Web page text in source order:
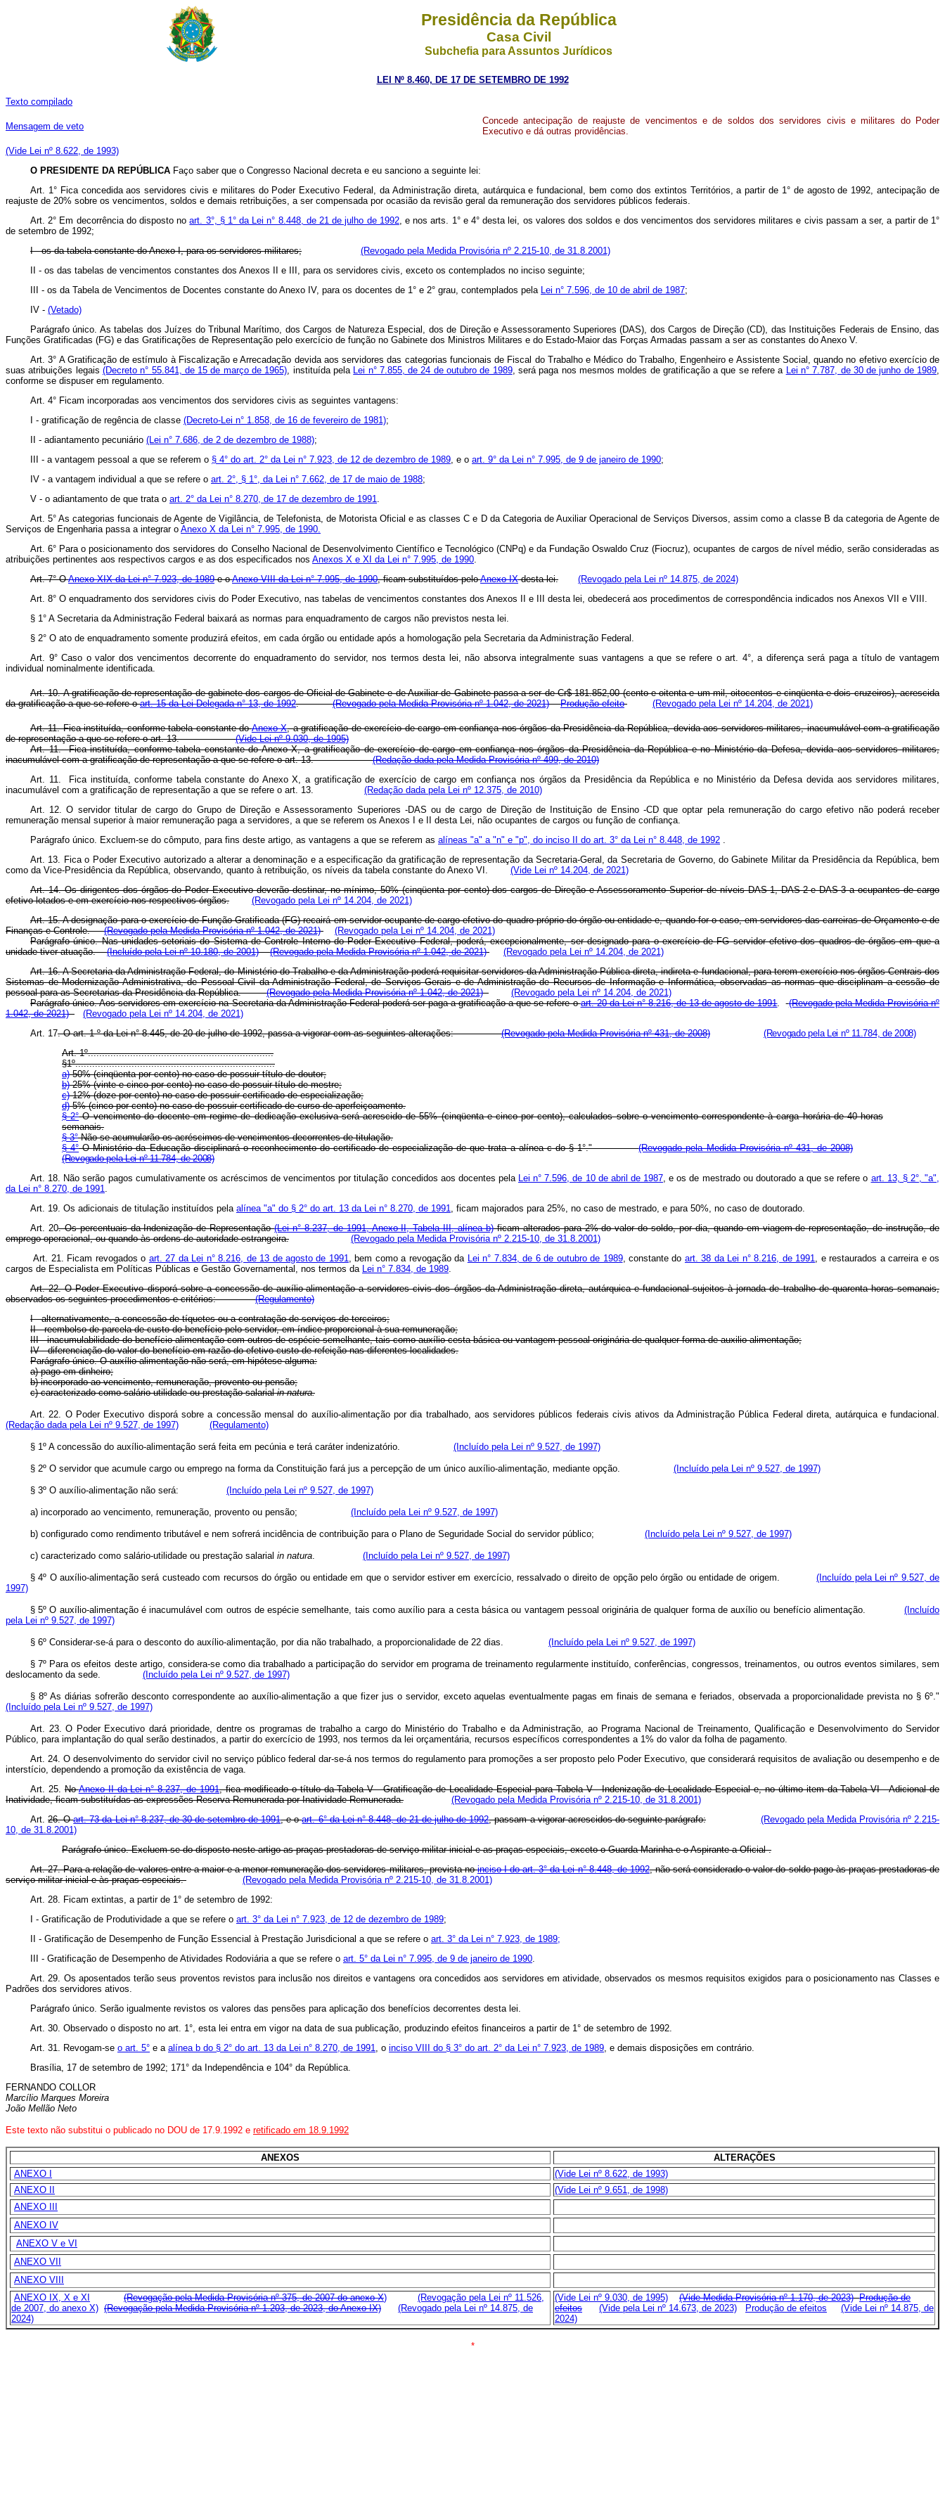
Presidência da República
Casa Civil
Subchefia para Assuntos Jurídicos
LEI Nº 8.460, DE 17 DE SETEMBRO DE 1992
Texto compilado
Mensagem de veto
(Vide Lei nº 8.622, de 1993)
Concede antecipação de reajuste de vencimentos e de soldos dos servidores civis e militares do Poder
Executivo e dá outras providências.
O PRESIDENTE DA REPÚBLICA Faço saber que o Congresso Nacional decreta e eu sanciono a seguinte lei:
Art. 1° Fica concedida aos servidores civis e militares do Poder Executivo Federal, da Administração direta, autárquica e fundacional, bem como dos extintos Territórios, a partir de 1° de agosto de 1992, antecipação de
reajuste de 20% sobre os vencimentos, soldos e demais retribuições, a ser compensada por ocasião da revisão geral da remuneração dos servidores públicos federais.
Art. 2° Em decorrência do disposto noart. 3°, § 1° da Lei n° 8.448, de 21 de julho de 1992, e nos arts. 1° e 4° desta lei, os valores dos soldos e dos vencimentos dos servidores militares e civis passam a ser, a partir de 1°
de setembro de 1992;
I - os da tabela constante do Anexo I, para os servidores militares;
(Revogado pela Medida Provisória nº 2.215-10, de 31.8.2001)
II - os das tabelas de vencimentos constantes dos Anexos II e III, para os servidores civis, exceto os contemplados no inciso seguinte;
III - os da Tabela de Vencimentos de Docentes constante do Anexo IV, para os docentes de 1° e 2° grau, contemplados pela Lei n° 7.596, de 10 de abril de 1987;
IV - (Vetado)
Parágrafo único. As tabelas dos Juízes do Tribunal Marítimo, dos Cargos de Natureza Especial, dos de Direção e Assessoramento Superiores (DAS), dos Cargos de Direção (CD), das Instituições Federais de Ensino, das
Funções Gratificadas (FG) e das Gratificações de Representação pelo exercício de função no Gabinete dos Ministros Militares e do Estado-Maior das Forças Armadas passam a ser as constantes do Anexo V.
Art. 3° A Gratificação de estímulo à Fiscalização e Arrecadação devida aos servidores das categorias funcionais de Fiscal do Trabalho e Médico do Trabalho, Engenheiro e Assistente Social, quando no efetivo exercício de
suas atribuições legais (Decreto n° 55.841, de 15 de março de 1965), instituída pela Lei n° 7.855, de 24 de outubro de 1989, será paga nos mesmos moldes de gratificação a que se refere a Lei n° 7.787, de 30 de junho de 1989,
conforme se dispuser em regulamento.
Art. 4° Ficam incorporadas aos vencimentos dos servidores civis as seguintes vantagens:
I - gratificação de regência de classe (Decreto-Lei n° 1.858, de 16 de fevereiro de 1981);
II - adiantamento pecuniário (Lei n° 7.686, de 2 de dezembro de 1988);
III - a vantagem pessoal a que se referem o § 4° do art. 2° da Lei n° 7.923, de 12 de dezembro de 1989, e o art. 9° da Lei n° 7.995, de 9 de janeiro de 1990;
IV - a vantagem individual a que se refere o art. 2°, § 1°, da Lei n° 7.662, de 17 de maio de 1988;
V - o adiantamento de que trata o art. 2° da Lei n° 8.270, de 17 de dezembro de 1991.
Art. 5° As categorias funcionais de Agente de Vigilância, de Telefonista, de Motorista Oficial e as classes C e D da Categoria de Auxiliar Operacional de Serviços Diversos, assim como a classe B da categoria de Agente de
Serviços de Engenharia passa a integrar o Anexo X da Lei n° 7.995, de 1990.
Art. 6° Para o posicionamento dos servidores do Conselho Nacional de Desenvolvimento Científico e Tecnológico (CNPq) e da Fundação Oswaldo Cruz (Fiocruz), ocupantes de cargos de nível médio, serão consideradas as
atribuições pertinentes aos respectivos cargos e as dos especificados nos Anexos X e XI da Lei n° 7.995, de 1990.
Art. 7° OAnexo XIX da Lei n° 7.923, de 1989e oAnexo VIII da Lei n° 7.995, de 1990, ficam substituídos peloAnexo IXdesta lei.
(Revogado pela Lei nº 14.875, de 2024)
Art. 8° O enquadramento dos servidores civis do Poder Executivo, nas tabelas de vencimentos constantes dos Anexos II e III desta lei, obedecerá aos procedimentos de correspondência indicados nos Anexos VII e VIII.
§ 1° A Secretaria da Administração Federal baixará as normas para enquadramento de cargos não previstos nesta lei.
§ 2° O ato de enquadramento somente produzirá efeitos, em cada órgão ou entidade após a homologação pela Secretaria da Administração Federal.
Art. 9° Caso o valor dos vencimentos decorrente do enquadramento do servidor, nos termos desta lei, não absorva integralmente suas vantagens a que se refere o art. 4°, a diferença será paga a título de vantagem
individual nominalmente identificada.
Art. 10. A gratificação de representação de gabinete dos cargos de Oficial-de-Gabinete e de Auxiliar de Gabinete passa a ser de Cr$ 181.852,00 (cento e oitenta e um mil, oitocentos e cinqüenta e dois cruzeiros), acrescida
da gratificação a que se refere oart. 15 da Lei Delegada n° 13, de 1992.(Revogado pela Medida Provisória nº 1.042, de 2021) Produção efeito (Revogado pela Lei nº 14.204, de 2021)
Art. 11. Fica instituída, conforme tabela constante doAnexo X, a gratificação de exercício de cargo em confiança nos órgãos da Presidência da República, devida aos servidores militares, inacumulável com a gratificação
de representação a que se refere o art. 13.(Vide Lei nº 9.030, de 1995)
Art. 11. Fica instituída, conforme tabela constante doAnexo X, a gratificação de exercício de cargo em confiança nos órgãos da Presidência da República e no Ministério da Defesa, devida aos servidores militares,
inacumulável com a gratificação de representação a que se refere o art. 13.(Redação dada pela Medida Provisória nº 499, de 2010)
Art. 11. Fica instituída, conforme tabela constante do Anexo X, a gratificação de exercício de cargo em confiança nos órgãos da Presidência da República e no Ministério da Defesa devida aos servidores militares,
inacumulável com a gratificação de representação a que se refere o art. 13. (Redação dada pela Lei nº 12.375, de 2010)
Art. 12. O servidor titular de cargo do Grupo de Direção e Assessoramento Superiores -DAS ou de cargo de Direção de Instituição de Ensino -CD que optar pela remuneração do cargo efetivo não poderá receber
remuneração mensal superior à maior remuneração paga a servidores, a que se referem os Anexos I e II desta Lei, não ocupantes de cargos ou função de confiança.
Parágrafo único. Excluem-se do cômputo, para fins deste artigo, as vantagens a que se referem as alíneas "a" a "n" e "p", do inciso II do art. 3° da Lei n° 8.448, de 1992 .
Art. 13. Fica o Poder Executivo autorizado a alterar a denominação e a especificação da gratificação de representação da Secretaria-Geral, da Secretaria de Governo, do Gabinete Militar da Presidência da República, bem
como da Vice-Presidência da República, observando, quanto à retribuição, os níveis da tabela constante do Anexo VI. (Vide Lei nº 14.204, de 2021)
Art. 14. Os dirigentes dos órgãos do Poder Executivo deverão destinar, no mínimo, 50% (cinqüenta por cento) dos cargos de Direção e Assessoramento Superior de níveis DAS-1, DAS-2 e DAS-3 a ocupantes de cargo
efetivo lotados e em exercício nos respectivos órgãos.
(Revogado pela Lei nº 14.204, de 2021)
Art. 15. A designação para o exercício de Função Gratificada (FG) recairá em servidor ocupante de cargo efetivo do quadro próprio do órgão ou entidade e, quando for o caso, em servidores das carreiras de Orçamento e de
Finanças e Controle.(Revogado pela Medida Provisória nº 1.042, de 2021)
(Revogado pela Lei nº 14.204, de 2021)
Parágrafo único. Nas unidades setoriais do Sistema de Controle Interno do Poder Executivo Federal, poderá, excepcionalmente, ser designado para o exercício de FG servidor efetivo dos quadros de órgãos em que a
unidade tiver atuação.(Incluído pela Lei nº 10.180, de 2001) (Revogado pela Medida Provisória nº 1.042, de 2021)
(Revogado pela Lei nº 14.204, de 2021)
Art. 16. A Secretaria da Administração Federal, do Ministério do Trabalho e da Administração poderá requisitar servidores da Administração Pública direta, indireta e fundacional, para terem exercício nos órgãos Centrais dos
Sistemas de Modernização Administrativa, de Pessoal Civil da Administração Federal, de Serviços Gerais e de Administração de Recursos de Informação e Informática, observadas as normas que disciplinam a cessão de
pessoal para as Secretarias da Presidência da República.(Revogado pela Medida Provisória nº 1.042, de 2021)
(Revogado pela Lei nº 14.204, de 2021)
Parágrafo único. Aos servidores em exercício na Secretaria da Administração Federal poderá ser paga a gratificação a que se refere oart. 20 da Lei n° 8.216, de 13 de agosto de 1991. (Revogado pela Medida Provisória nº
1.042, de 2021)
(Revogado pela Lei nº 14.204, de 2021)
Art. 17. O art. 1 º da Lei n° 8.445, de 20 de julho de 1992, passa a vigorar com as seguintes alterações:(Revogado pela Medida Provisória nº 431, de 2008)
(Revogado pela Lei nº 11.784, de 2008)
Art. 1º..................................................................
§1º.......................................................................
a)50% (cinqüenta por cento) no caso de possuir título de doutor;
b)25% (vinte e cinco por cento) no caso de possuir título de mestre;
c)12% (doze por cento) no caso de possuir certificado de especialização;
d)5% (cinco por cento) no caso de possuir certificado de curso de aperfeiçoamento.
§ 2°O vencimento do docente em regime de dedicação exclusiva será acrescido de 55% (cinqüenta e cinco por cento), calculados sobre o vencimento correspondente à carga horária de 40 horas
semanais.
§ 3°Não se acumularão os acréscimos de vencimentos decorrentes de titulação.
§ 4°O Ministério da Educação disciplinará o reconhecimento do certificado de especialização de que trata a alínea c do § 1°."(Revogado pela Medida Provisória nº 431, de 2008)
(Revogado pela Lei nº 11.784, de 2008)
Art. 18. Não serão pagos cumulativamente os acréscimos de vencimentos por titulação concedidos aos docentes pela Lei n° 7.596, de 10 de abril de 1987, e os de mestrado ou doutorado a que se refere o art. 13, § 2°, "a",
da Lei n° 8.270, de 1991.
Art. 19. Os adicionais de titulação instituídos pela alínea "a" do § 2° do art. 13 da Lei n° 8.270, de 1991, ficam majorados para 25%, no caso de mestrado, e para 50%, no caso de doutorado.
Art. 20. Os percentuais da Indenização de Representação(Lei n° 8.237, de 1991, Anexo II, Tabela III, alínea b)ficam alterados para 2% do valor do soldo, por dia, quando em viagem de representação, de instrução, de
emprego operacional, ou quando às ordens de autoridade estrangeira.
(Revogado pela Medida Provisória nº 2.215-10, de 31.8.2001)
Art. 21. Ficam revogados o art. 27 da Lei n° 8.216, de 13 de agosto de 1991, bem como a revogação da Lei n° 7.834, de 6 de outubro de 1989, constante do art. 38 da Lei n° 8.216, de 1991, e restaurados a carreira e os
cargos de Especialista em Políticas Públicas e Gestão Governamental, nos termos da Lei n° 7.834, de 1989.
Art. 22. O Poder Executivo disporá sobre a concessão de auxílio-alimentação a servidores civis dos órgãos da Administração direta, autárquica e fundacional sujeitos à jornada de trabalho de quarenta horas semanais,
observados os seguintes procedimentos e critérios:(Regulamento)
I - alternativamente, a concessão de tíquetes ou a contratação de serviços de terceiros;
II - reembolso de parcela de custo do benefício pelo servidor, em índice proporcional à sua remuneração;
III - inacumulabilidade do benefício alimentação com outros de espécie semelhante, tais como auxílio cesta-básica ou vantagem pessoal originária de qualquer forma de auxilio-alimentação;
IV - diferenciação do valor do benefício em razão do efetivo custo de refeição nas diferentes localidades.
Parágrafo único. O auxílio-alimentação não será, em hipótese alguma:
a) pago em dinheiro;
b) incorporado ao vencimento, remuneração, provento ou pensão;
c) caracterizado como salário-utilidade ou prestação salarialin natura.
Art. 22. O Poder Executivo disporá sobre a concessão mensal do auxílio-alimentação por dia trabalhado, aos servidores públicos federais civis ativos da Administração Pública Federal direta, autárquica e fundacional.
(Redação dada pela Lei nº 9.527, de 1997)
(Regulamento)
§ 1º A concessão do auxílio-alimentação será feita em pecúnia e terá caráter indenizatório. (Incluído pela Lei nº 9.527, de 1997)
§ 2º O servidor que acumule cargo ou emprego na forma da Constituição fará jus a percepção de um único auxílio-alimentação, mediante opção. (Incluído pela Lei nº 9.527, de 1997)
§ 3º O auxílio-alimentação não será: (Incluído pela Lei nº 9.527, de 1997)
a) incorporado ao vencimento, remuneração, provento ou pensão; (Incluído pela Lei nº 9.527, de 1997)
b) configurado como rendimento tributável e nem sofrerá incidência de contribuição para o Plano de Seguridade Social do servidor público; (Incluído pela Lei nº 9.527, de 1997)
c) caracterizado como salário-utilidade ou prestação salarial in natura. (Incluído pela Lei nº 9.527, de 1997)
§ 4º O auxílio-alimentação será custeado com recursos do órgão ou entidade em que o servidor estiver em exercício, ressalvado o direito de opção pelo órgão ou entidade de origem.(Incluído pela Lei nº 9.527, de
1997)
§ 5º O auxílio-alimentação é inacumulável com outros de espécie semelhante, tais como auxílio para a cesta básica ou vantagem pessoal originária de qualquer forma de auxílio ou benefício alimentação. (Incluído
pela Lei nº 9.527, de 1997)
§ 6º Considerar-se-á para o desconto do auxílio-alimentação, por dia não trabalhado, a proporcionalidade de 22 dias. (Incluído pela Lei nº 9.527, de 1997)
§ 7º Para os efeitos deste artigo, considera-se como dia trabalhado a participação do servidor em programa de treinamento regularmente instituído, conferências, congressos, treinamentos, ou outros eventos similares, sem
deslocamento da sede. (Incluído pela Lei nº 9.527, de 1997)
§ 8º As diárias sofrerão desconto correspondente ao auxílio-alimentação a que fizer jus o servidor, exceto aquelas eventualmente pagas em finais de semana e feriados, observada a proporcionalidade prevista no § 6º."
(Incluído pela Lei nº 9.527, de 1997)
Art. 23. O Poder Executivo dará prioridade, dentre os programas de trabalho a cargo do Ministério do Trabalho e da Administração, ao Programa Nacional de Treinamento, Qualificação e Desenvolvimento do Servidor
Público, para implantação do qual serão destinados, a partir do exercício de 1993, nos termos da lei orçamentária, recursos específicos correspondentes a 1% do valor da folha de pagamento.
Art. 24. O desenvolvimento do servidor civil no serviço público federal dar-se-á nos termos do regulamento para promoções a ser proposto pelo Poder Executivo, que considerará requisitos de avaliação ou desempenho e de
interstício, dependendo a promoção da existência de vaga.
Art. 25.NoAnexo II da Lei n° 8.237, de 1991, fica modificado o título da Tabela V - Gratificação de Localidade Especial para Tabela V - Indenização de Localidade Especial e, no último item da Tabela VI - Adicional de
Inatividade, ficam substituídas as expressões Reserva Remunerada por Inatividade Remunerada.
(Revogado pela Medida Provisória nº 2.215-10, de 31.8.2001)
Art.26. Oart. 73 da Lei n° 8.237, de 30 de setembro de 1991, e oart. 6° da Lei n° 8.448, de 21 de julho de 1992, passam a vigorar acrescidos do seguinte parágrafo:
(Revogado pela Medida Provisória nº 2.215-
10, de 31.8.2001)
Parágrafo único. Excluem-se do disposto neste artigo as praças prestadoras de serviço militar inicial e as praças especiais, exceto o Guarda-Marinha e o Aspirante-a-Oficial .
Art. 27. Para a relação de valores entre a maior e a menor remuneração dos servidores militares, prevista noinciso I do art. 3° da Lei n° 8.448, de 1992, não será considerado o valor do soldo pago às praças prestadoras de
serviço militar inicial e às praças especiais.
(Revogado pela Medida Provisória nº 2.215-10, de 31.8.2001)
Art. 28. Ficam extintas, a partir de 1° de setembro de 1992:
I - Gratificação de Produtividade a que se refere o art. 3° da Lei n° 7.923, de 12 de dezembro de 1989;
II - Gratificação de Desempenho de Função Essencial à Prestação Jurisdicional a que se refere o art. 3° da Lei n° 7.923, de 1989;
III - Gratificação de Desempenho de Atividades Rodoviária a que se refere o art. 5° da Lei n° 7.995, de 9 de janeiro de 1990.
Art. 29. Os aposentados terão seus proventos revistos para inclusão nos direitos e vantagens ora concedidos aos servidores em atividade, observados os mesmos requisitos exigidos para o posicionamento nas Classes e
Padrões dos servidores ativos.
Parágrafo único. Serão igualmente revistos os valores das pensões para aplicação dos benefícios decorrentes desta lei.
Art. 30. Observado o disposto no art. 1°, esta lei entra em vigor na data de sua publicação, produzindo efeitos financeiros a partir de 1° de setembro de 1992.
Art. 31. Revogam-se o art. 5° e a alínea b do § 2° do art. 13 da Lei n° 8.270, de 1991, o inciso VIII do § 3° do art. 2° da Lei n° 7.923, de 1989, e demais disposições em contrário.
Brasília, 17 de setembro de 1992; 171° da Independência e 104° da República.
FERNANDO COLLOR
Marcílio Marques Moreira
João Mellão Neto
Este texto não substitui o publicado no DOU de 17.9.1992 e retificado em 18.9.1992
ANEXOS
ALTERAÇÕES
ANEXO I
(Vide Lei nº 8.622, de 1993)
ANEXO II
(Vide Lei nº 9.651, de 1998)
ANEXO III
ANEXO IV
ANEXO V e VI
ANEXO VII
ANEXO VIII
ANEXO IX, X e XI
(Revogação pela Medida Provisória nº 375, de 2007 doanexo X)
(Revogação pela Lei nº 11.526,
de 2007, do anexo X) (Revogação pela Medida Provisória nº 1.203, de 2023, do Anexo IX)
(Revogado pela Lei nº 14.875, de
2024)
(Vide Lei nº 9.030, de 1995) (Vide Medida Provisória nº 1.170, de 2023) Produção de
efeitos
(Vide pela Lei nº 14.673, de 2023) Produção de efeitos
(Vide Lei nº 14.875, de
2024)
*